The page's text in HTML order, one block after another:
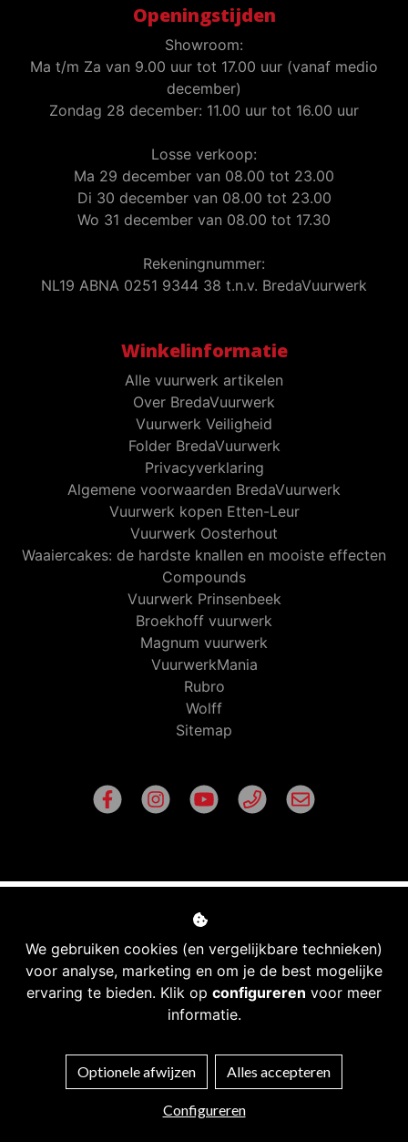
Bekijk filters
We gebruiken cookies (en vergelijkbare technieken)
voor analyse, marketing en om je de best mogelijke
ervaring te bieden. Klik op configureren voor meer
informatie.
Optionele afwijzen Alles accepteren
Configureren
Openingstijden
Showroom:
Ma t/m Za van 9.00 uur tot 17.00 uur (vanaf medio
december)
Zondag 28 december: 11.00 uur tot 16.00 uur
Losse verkoop:
Ma 29 december van 08.00 tot 23.00
Di 30 december van 08.00 tot 23.00
Wo 31 december van 08.00 tot 17.30
Rekeningnummer:
NL19 ABNA 0251 9344 38 t.n.v. BredaVuurwerk
Winkelinformatie
Alle vuurwerk artikelen
Over BredaVuurwerk
Vuurwerk Veiligheid
Folder BredaVuurwerk
Privacyverklaring
Algemene voorwaarden BredaVuurwerk
Vuurwerk kopen Etten-Leur
Vuurwerk Oosterhout
Waaiercakes: de hardste knallen en mooiste effecten
Compounds
Vuurwerk Prinsenbeek
Broekhoff vuurwerk
Magnum vuurwerk
VuurwerkMania
Rubro
Wolff
Sitemap
Managed hosting
Webshopontwikkeling